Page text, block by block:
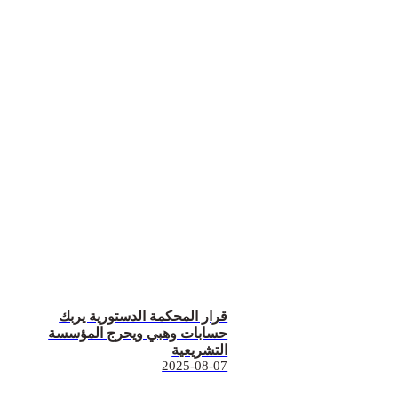
قرار المحكمة الدستورية يربك
حسابات وهبي ويحرج المؤسسة
التشريعية
2025-08-07